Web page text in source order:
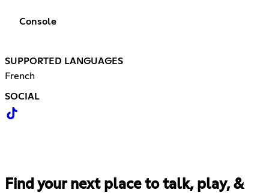
Console
SUPPORTED LANGUAGES
French
SOCIAL
Find your next place to talk, play, &